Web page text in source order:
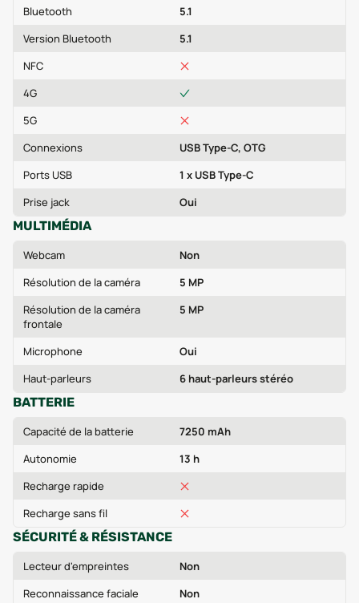
Bluetooth
5.1
Version Bluetooth
5.1
NFC
4G
5G
Connexions
USB Type-C, OTG
Ports USB
1 x USB Type-C
Prise jack
Oui
MULTIMÉDIA
Webcam
Non
Résolution de la caméra
5 MP
Résolution de la caméra
frontale
5 MP
Microphone
Oui
Haut-parleurs
6 haut-parleurs stéréo
BATTERIE
Capacité de la batterie
7250 mAh
Autonomie
13 h
Recharge rapide
Recharge sans fil
SÉCURITÉ & RÉSISTANCE
Lecteur d'empreintes
Non
Reconnaissance faciale
Non